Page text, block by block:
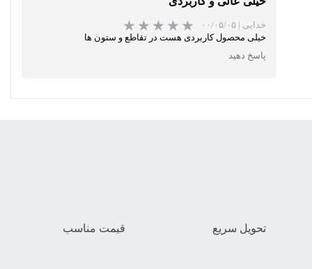
خدایی | ۰۰/۰۵/۰۵
خیلی محصول کاربردی هست در تقاطع و ستون ها
پاسخ دهید
تحویل سریع قیمت مناسب